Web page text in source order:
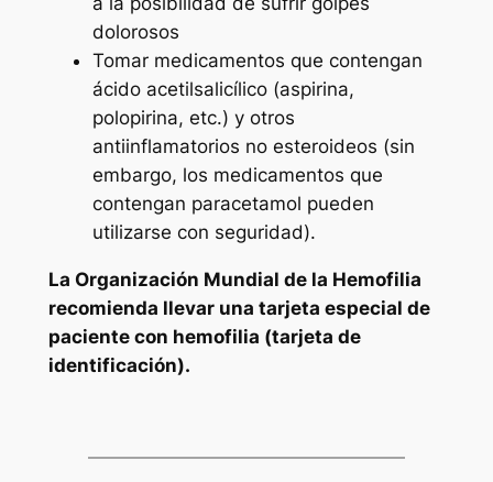
dolorosos
Tomar medicamentos que contengan
ácido acetilsalicílico (aspirina,
polopirina, etc.) y otros
antiinflamatorios no esteroideos (sin
embargo, los medicamentos que
contengan paracetamol pueden
utilizarse con seguridad).
La Organización Mundial de la Hemofilia
recomienda llevar una tarjeta especial de
paciente con hemofilia (tarjeta de
identificación).